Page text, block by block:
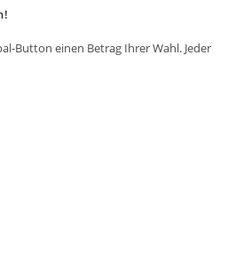
Button einen Betrag Ihrer Wahl. Jeder